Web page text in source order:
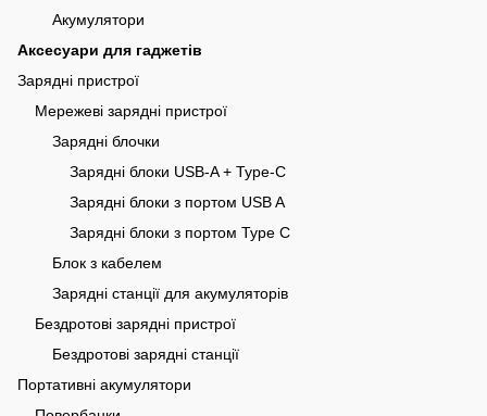
Акумулятори
Аксесуари для гаджетів
Зарядні пристрої
Мережеві зарядні пристрої
Зарядні блочки
Зарядні блоки USB-A + Type-C
Зарядні блоки з портом USB A
Зарядні блоки з портом Type C
Блок з кабелем
Зарядні станції для акумуляторів
Бездротові зарядні пристрої
Бездротові зарядні станції
Портативні акумулятори